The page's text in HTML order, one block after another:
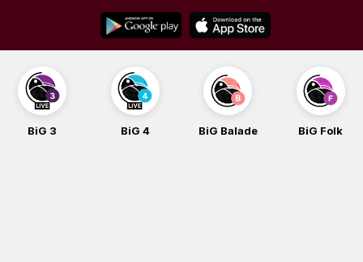
content
BiG 3 BiG 4 BiG Balade BiG Folk